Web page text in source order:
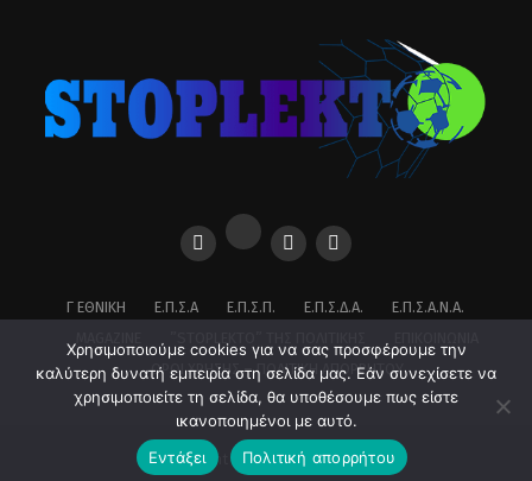
Γ ΕΘΝΙΚΉ Ε.Π.Σ.Α Ε.Π.Σ.Π. Ε.Π.Σ.Δ.Α.
Ε.Π.Σ.Α.Ν.Α.
ΌΡΟΙ ΧΡΉΣΗΣ – ΠΟΛΙΤΙΚΉ ΑΠΟΡΡΉΤΟΥ
Copyright © 2026 stoplekto.gr
Χρησιμοποιούμε cookies για να σας προσφέρουμε την
καλύτερη δυνατή εμπειρία στη σελίδα μας. Εάν συνεχίσετε να
χρησιμοποιείτε τη σελίδα, θα υποθέσουμε πως είστε
ικανοποιημένοι με αυτό.
Εντάξει
Πολιτική απορρήτου